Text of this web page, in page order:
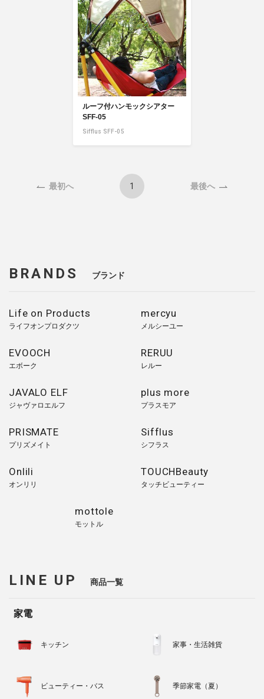
ルーフ付ハンモックシアター
SFF-05
Sifflus SFF-05
最初へ 1 最後へ
BRANDS ブランド
Life on Products
ライフオンプロダクツ
mercyu
メルシーユー
EVOOCH
エボーク
RERUU
レルー
JAVALO ELF
ジャヴァロエルフ
plus more
プラスモア
PRISMATE
プリズメイト
Sifflus
シフラス
Onlili
オンリリ
TOUCHBeauty
タッチビューティー
mottole
モットル
LINE UP 商品一覧
家電
キッチン 家事・生活雑貨
ビューティー・バス 季節家電（夏）